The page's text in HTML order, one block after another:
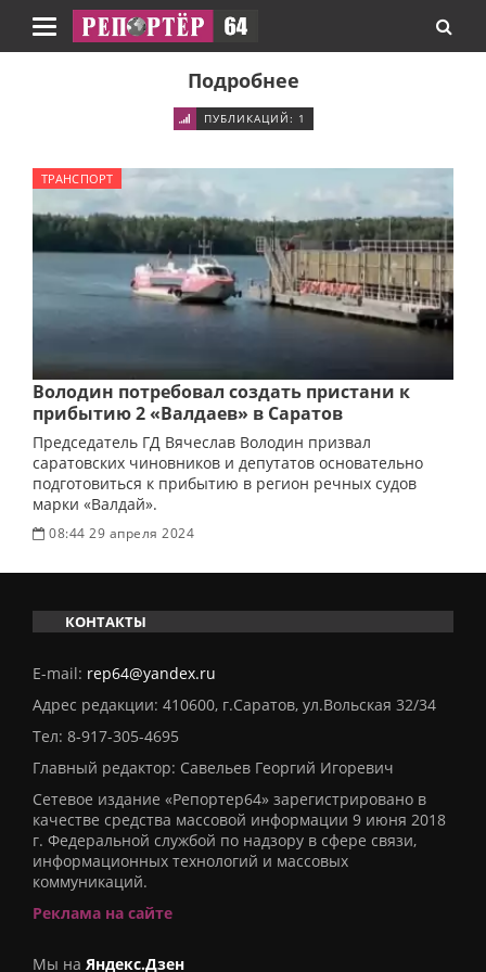
Навигация
Подробнее
ПУБЛИКАЦИЙ: 1
ТРАНСПОРТ
Володин потребовал создать пристани к
прибытию 2 «Валдаев» в Саратов
Председатель ГД Вячеслав Володин призвал
саратовских чиновников и депутатов основательно
подготовиться к прибытию в регион речных судов
марки «Валдай».
08:44 29 апреля 2024
КОНТАКТЫ
E-mail: rep64@yandex.ru
Адрес редакции: 410600, г.Саратов, ул.Вольская 32/34
Тел: 8-917-305-4695
Главный редактор: Савельев Георгий Игоревич
Сетевое издание «Репортер64» зарегистрировано в
качестве средства массовой информации 9 июня 2018
г. Федеральной службой по надзору в сфере связи,
информационных технологий и массовых
коммуникаций.
Реклама на сайте
Мы на Яндекс.Дзен